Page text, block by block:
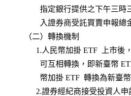
指定銀行提
入證券商受託買賣
            （二）轉換機制
1.人民幣加掛
可互相轉換
幣加掛 ETF
2.證券經紀商